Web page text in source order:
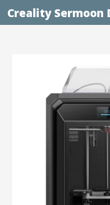
Creality Sermoon